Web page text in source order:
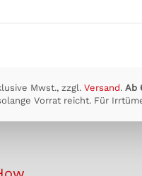
Mwst., zzgl. Versand. Ab
Vorrat reicht. Für